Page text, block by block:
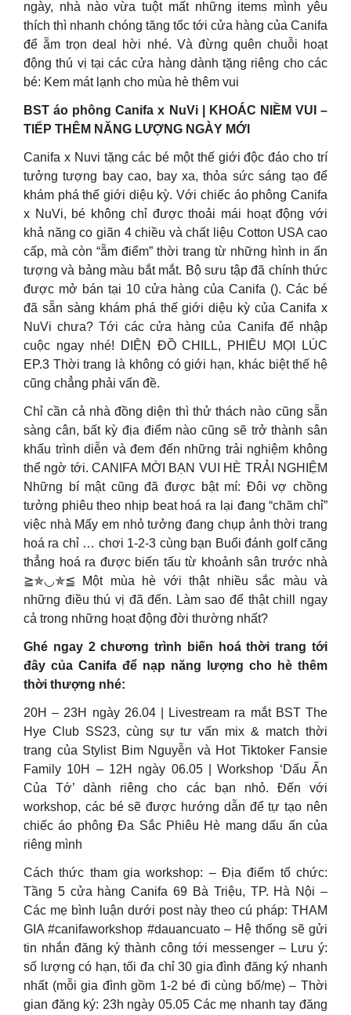
ngày, nhà nào vừa tuột mất những items mình yêu
thích thì nhanh chóng tăng tốc tới cửa hàng của Canifa
để ẵm trọn deal hời nhé. Và đừng quên chuỗi hoạt
động thú vị tại các cửa hàng dành tặng riêng cho các
bé: Kem mát lạnh cho mùa hè thêm vui
BST áo phông Canifa x NuVi | KHOÁC NIỀM VUI –
TIẾP THÊM NĂNG LƯỢNG NGÀY MỚI
Canifa x Nuvi tặng các bé một thế giới độc đáo cho trí
tưởng tượng bay cao, bay xa, thỏa sức sáng tạo để
khám phá thế giới diệu kỳ. Với chiếc áo phông Canifa
x NuVi, bé không chỉ được thoải mái hoạt động với
khả năng co giãn 4 chiều và chất liệu Cotton USA cao
cấp, mà còn “ẵm điểm” thời trang từ những hình in ấn
tượng và bảng màu bắt mắt. Bộ sưu tập đã chính thức
được mở bán tại 10 cửa hàng của Canifa (). Các bé
đã sẵn sàng khám phá thế giới diệu kỳ của Canifa x
NuVi chưa? Tới các cửa hàng của Canifa để nhập
cuộc ngay nhé! DIỆN ĐỒ CHILL, PHIÊU MỌI LÚC
EP.3 Thời trang là không có giới hạn, khác biệt thế hệ
cũng chẳng phải vấn đề.
Chỉ cần cả nhà đồng diện thì thử thách nào cũng sẵn
sàng cân, bất kỳ địa điểm nào cũng sẽ trở thành sân
khấu trình diễn và đem đến những trải nghiệm không
thể ngờ tới. CANIFA MỜI BẠN VUI HÈ TRẢI NGHIỆM
Những bí mật cũng đã được bật mí: Đôi vợ chồng
tưởng phiêu theo nhịp beat hoá ra lại đang “chăm chỉ”
việc nhà Mấy em nhỏ tưởng đang chụp ảnh thời trang
hoá ra chỉ … chơi 1-2-3 cùng bạn Buổi đánh golf căng
thẳng hoá ra được biến tấu từ khoảnh sân trước nhà
≧✯◡✯≦ Một mùa hè với thật nhiều sắc màu và
những điều thú vị đã đến. Làm sao để thật chill ngay
cả trong những hoạt động đời thường nhất?
Ghé ngay 2 chương trình biến hoá thời trang tới
đây của Canifa để nạp năng lượng cho hè thêm
thời thượng nhé:
20H – 23H ngày 26.04 | Livestream ra mắt BST The
Hye Club SS23, cùng sự tư vấn mix & match thời
trang của Stylist Bim Nguyễn và Hot Tiktoker Fansie
Family 10H – 12H ngày 06.05 | Workshop ‘Dấu Ấn
Của Tớ’ dành riêng cho các bạn nhỏ. Đến với
workshop, các bé sẽ được hướng dẫn để tự tạo nên
chiếc áo phông Đa Sắc Phiêu Hè mang dấu ấn của
riêng mình
Cách thức tham gia workshop: – Địa điểm tổ chức:
Tầng 5 cửa hàng Canifa 69 Bà Triệu, TP. Hà Nội –
Các mẹ bình luận dưới post này theo cú pháp: THAM
GIA #canifaworkshop #dauancuato – Hệ thống sẽ gửi
tin nhắn đăng ký thành công tới messenger – Lưu ý:
số lượng có hạn, tối đa chỉ 30 gia đình đăng ký nhanh
nhất (mỗi gia đình gồm 1-2 bé đi cùng bố/mẹ) – Thời
gian đăng ký: 23h ngày 05.05 Các mẹ nhanh tay đăng